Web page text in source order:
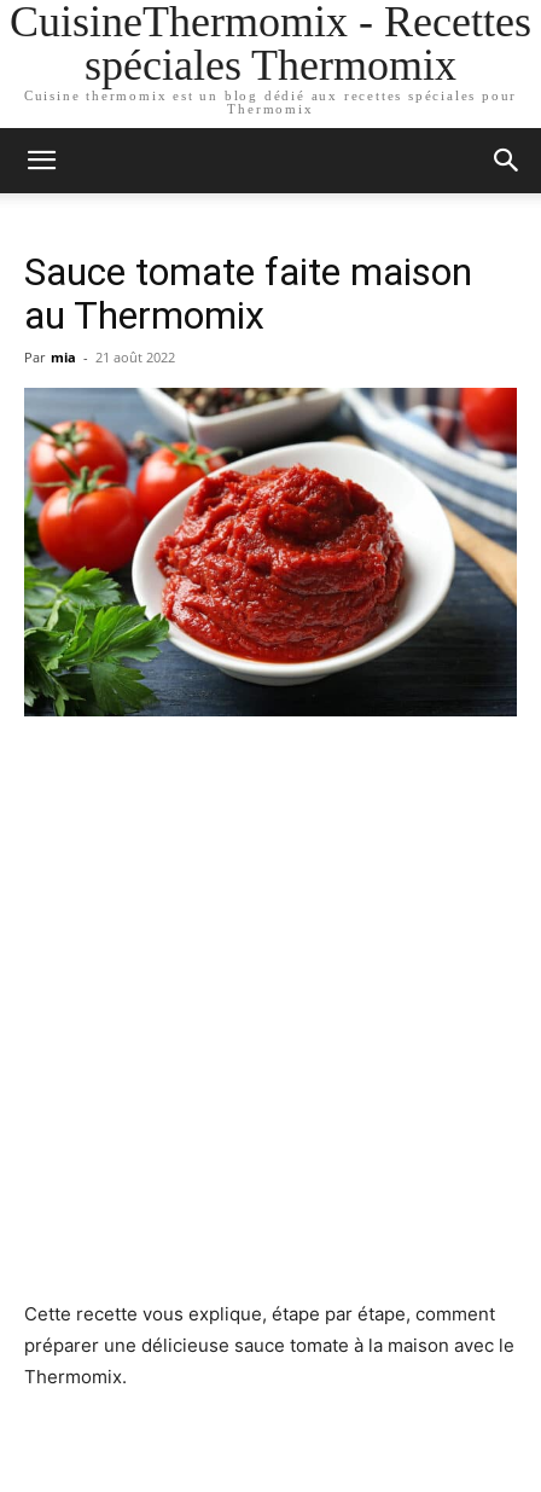
CuisineThermomix - Recettes
spéciales Thermomix
Cuisine thermomix est un blog dédié aux recettes spéciales pour
Thermomix
Sauce tomate faite maison
au Thermomix
Par mia - 21 août 2022
Cette recette vous explique, étape par étape, comment
préparer une délicieuse sauce tomate à la maison avec le
Thermomix.